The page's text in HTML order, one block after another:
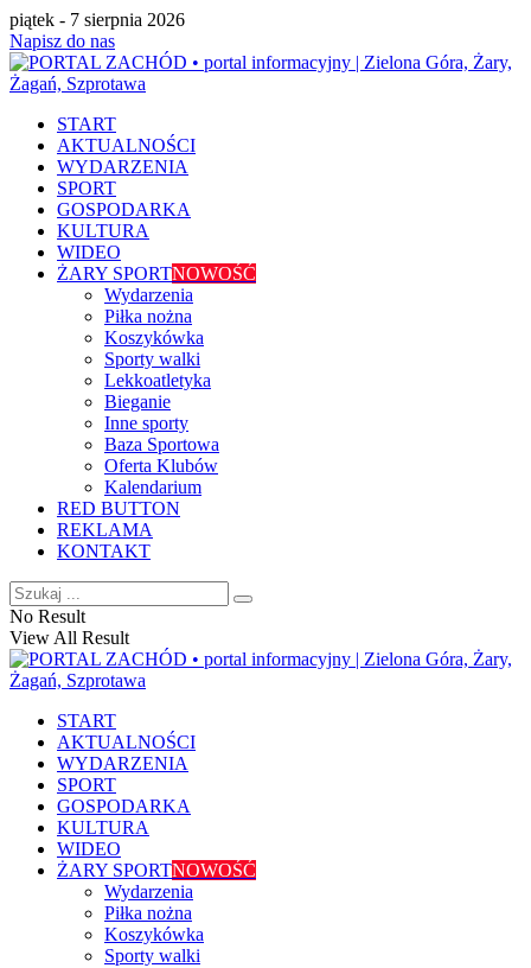
piątek - 7 sierpnia 2026
Napisz do nas
START
AKTUALNOŚCI
WYDARZENIA
SPORT
GOSPODARKA
KULTURA
WIDEO
ŻARY SPORTNOWOŚĆ
Wydarzenia
Piłka nożna
Koszykówka
Sporty walki
Lekkoatletyka
Bieganie
Inne sporty
Baza Sportowa
Oferta Klubów
Kalendarium
RED BUTTON
REKLAMA
KONTAKT
No Result
View All Result
START
AKTUALNOŚCI
WYDARZENIA
SPORT
GOSPODARKA
KULTURA
WIDEO
ŻARY SPORTNOWOŚĆ
Wydarzenia
Piłka nożna
Koszykówka
Sporty walki